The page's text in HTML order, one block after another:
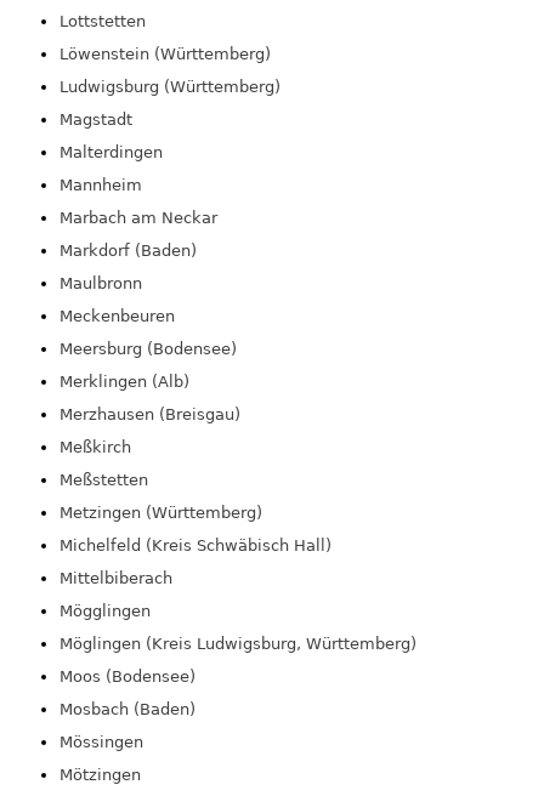
Lottstetten
Löwenstein (Württemberg)
Ludwigsburg (Württemberg)
Magstadt
Malterdingen
Mannheim
Marbach am Neckar
Markdorf (Baden)
Maulbronn
Meckenbeuren
Meersburg (Bodensee)
Merklingen (Alb)
Merzhausen (Breisgau)
Meßkirch
Meßstetten
Metzingen (Württemberg)
Michelfeld (Kreis Schwäbisch Hall)
Mittelbiberach
Mögglingen
Möglingen (Kreis Ludwigsburg, Württemberg)
Moos (Bodensee)
Mosbach (Baden)
Mössingen
Mötzingen